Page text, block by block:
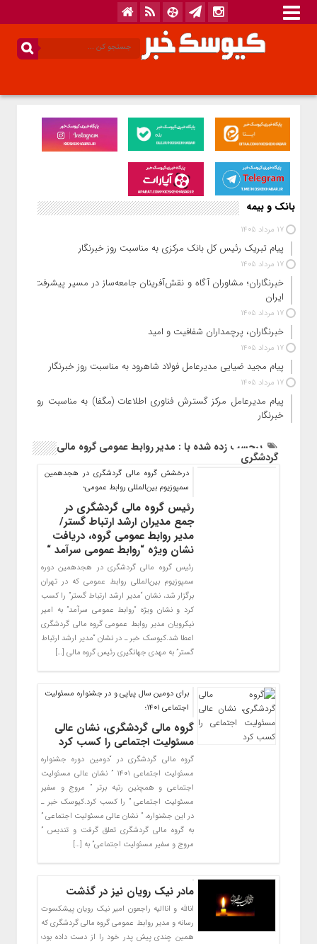
بانک و بیمه
17 مرداد 1405
پیام تبریک رئیس کل بانک مرکزی به مناسبت روز خبرنگار
17 مرداد 1405
خبرنگاران؛ مشاوران آگاه و نقش‌آفرینان جامعه‌ساز در مسیر پیشرفت
ایران
17 مرداد 1405
خبرنگاران، پرچمداران شفافیت و امید
17 مرداد 1405
پیام مجید ضیایی مدیرعامل فولاد شاهرود به مناسبت روز خبرنگار
17 مرداد 1405
پیام مدیرعامل مرکز گسترش فناوری اطلاعات (مگفا) به مناسبت روز
خبرنگار
برچسب زده شده با : مدیر روابط عمومی گروه مالی
گردشگری
درخشش گروه مالی گردشگری در هجدهمین
سمپوزیوم بین‌المللی روابط عمومی؛
رئیس گروه مالی گردشگری در
جمع مدیران ارشد ارتباط گستر/
مدیر روابط عمومی گروه، دریافت
نشان ویژه “روابط عمومی سرآمد “
رئیس گروه مالی گردشگری در هجدهمین دوره
سمپوزیوم بین‌المللی روابط عمومی که در تهران
برگزار شد، نشان “مدیر ارشد ارتباط گستر” را کسب
کرد و نشان ویژه “روابط عمومی سرآمد” به امیر
نیکرویان مدیر روابط عمومی گروه مالی گردشگری
اعطا شد.کیوسک خبر ـ در نشان “مدیر ارشد ارتباط
گستر” به مهدی جهانگیری رئیس گروه مالی […]
برای دومین سال پیاپی و در جشنواره مسئولیت
اجتماعی 1401؛
گروه مالی گردشگری، نشان عالی
مسئولیت اجتماعی را کسب کرد
گروه مالی گردشگری در “دومین دوره جشنواره
مسئولیت اجتماعی ۱۴۰۱ ” نشان عالی مسئولیت
اجتماعی و همچنین رتبه برتر ” مروج و سفیر
مسئولیت اجتماعی ” را کسب کرد.کیوسک خبر ـ
در این جشنواره، ” نشان عالی مسئولیت اجتماعی ”
به گروه مالی گردشگری تعلق گرفت و تندیس ”
مروج و سفیر مسئولیت اجتماعی” به […]
مادر نیک رویان نیز در گذشت
انالله و اناالیه راجعون امیر نیک رویان پیشکسوت
رسانه و مدیر روابط عمومی گروه مالی گردشگری که
همین چندی پیش پدر خود را از دست داده بود؛